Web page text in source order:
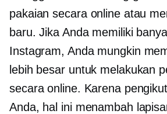
pakaian secara online atau
baru. Jika Anda memiliki
Instagram, Anda mungkin
lebih besar untuk melakukan
secara online. Karena
Anda, hal ini menambah